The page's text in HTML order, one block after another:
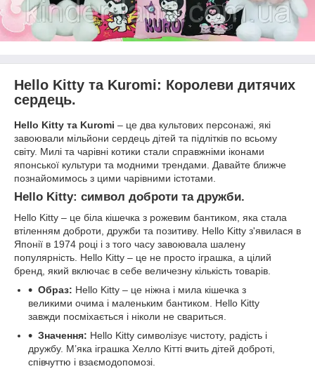
Hello Kitty та Kuromi: Королеви дитячих
сердець.
Hello Kitty та Kuromi – це два культових персонажі, які
завоювали мільйони сердець дітей та підлітків по всьому
світу. Милі та чарівні котики стали справжніми іконами
японської культури та модними трендами. Давайте ближче
познайомимось з цими чарівними істотами.
Hello Kitty: символ доброти та дружби.
Hello Kitty – це біла кішечка з рожевим бантиком, яка стала
втіленням доброти, дружби та позитиву. Hello Kitty з'явилася в
Японії в 1974 році і з того часу завоювала шалену
популярність. Hello Kitty – це не просто іграшка, а цілий
бренд, який включає в себе величезну кількість товарів.
Образ: Hello Kitty – це ніжна і мила кішечка з
великими очима і маленьким бантиком. Hello Kitty
завжди посміхається і ніколи не свариться.
Значення: Hello Kitty символізує чистоту, радість і
дружбу. М’яка іграшка Хелло Кітті вчить дітей доброті,
співчуттю і взаємодопомозі.